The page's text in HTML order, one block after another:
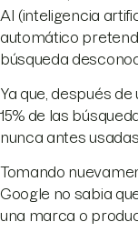
AI (inteligencia
automático
búsqueda
Ya que, después
15% de las
nunca antes usadas.
Tomando
Google no sabia
una marca o